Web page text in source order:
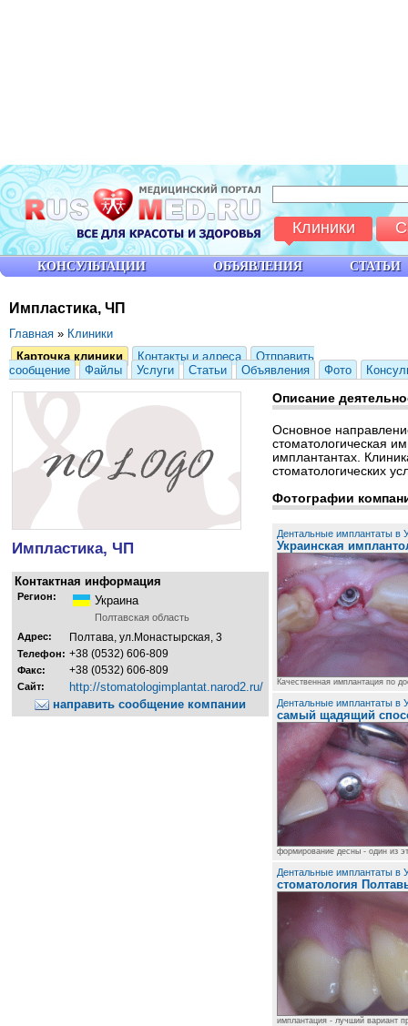
Импластика, ЧП
Главная » Клиники
Карточка клиники
Контакты и адреса
Отправить
сообщение
Файлы Услуги Статьи Объявления Фото
Импластика, ЧП
Контактная информация
Регион: Украина
Полтавская область
Адрес:
Полтава, ул.Монастырская, 3
Телефон: +38 (0532) 606-809
Факс: +38 (0532) 606-809
Сайт:
http://stomatologimplantat.narod2.ru/
направить сообщение компании
Описание
Основное
стоматологическая
имплантантах.
стоматологических
Фотографии
Дентальные имплантаты в
Украинская
Качественная имплантация по
Дентальные имплантаты в
самый щадящий
формирование десны - один из
Дентальные имплантаты в
стоматология
имплантация - лучший вариант
КОНСУЛЬТАЦИИ ОБЪЯВЛЕНИЯ СТАТЬИ
Клиники